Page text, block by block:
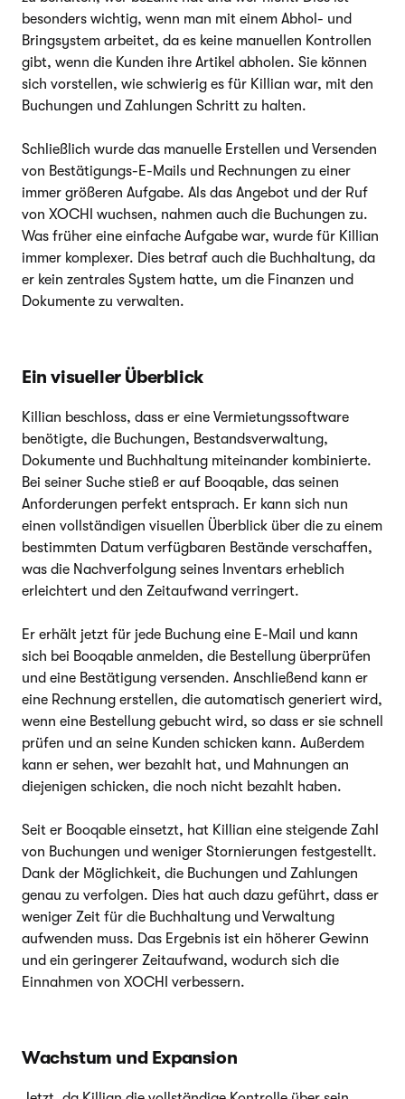
besonders wichtig, wenn man mit einem Abhol- und
Bringsystem arbeitet, da es keine manuellen Kontrollen
gibt, wenn die Kunden ihre Artikel abholen. Sie können
sich vorstellen, wie schwierig es für Killian war, mit den
Buchungen und Zahlungen Schritt zu halten.
Schließlich wurde das manuelle Erstellen und Versenden
von Bestätigungs-E-Mails und Rechnungen zu einer
immer größeren Aufgabe. Als das Angebot und der Ruf
von XOCHI wuchsen, nahmen auch die Buchungen zu.
Was früher eine einfache Aufgabe war, wurde für Killian
immer komplexer. Dies betraf auch die Buchhaltung, da
er kein zentrales System hatte, um die Finanzen und
Dokumente zu verwalten.
Ein visueller Überblick
Killian beschloss, dass er eine Vermietungssoftware
benötigte, die Buchungen, Bestandsverwaltung,
Dokumente und Buchhaltung miteinander kombinierte.
Bei seiner Suche stieß er auf Booqable, das seinen
Anforderungen perfekt entsprach. Er kann sich nun
einen vollständigen visuellen Überblick über die zu einem
bestimmten Datum verfügbaren Bestände verschaffen,
was die Nachverfolgung seines Inventars erheblich
erleichtert und den Zeitaufwand verringert.
Er erhält jetzt für jede Buchung eine E-Mail und kann
sich bei Booqable anmelden, die Bestellung überprüfen
und eine Bestätigung versenden. Anschließend kann er
eine Rechnung erstellen, die automatisch generiert wird,
wenn eine Bestellung gebucht wird, so dass er sie schnell
prüfen und an seine Kunden schicken kann. Außerdem
kann er sehen, wer bezahlt hat, und Mahnungen an
diejenigen schicken, die noch nicht bezahlt haben.
Seit er Booqable einsetzt, hat Killian eine steigende Zahl
von Buchungen und weniger Stornierungen festgestellt.
Dank der Möglichkeit, die Buchungen und Zahlungen
genau zu verfolgen. Dies hat auch dazu geführt, dass er
weniger Zeit für die Buchhaltung und Verwaltung
aufwenden muss. Das Ergebnis ist ein höherer Gewinn
und ein geringerer Zeitaufwand, wodurch sich die
Einnahmen von XOCHI verbessern.
Wachstum und Expansion